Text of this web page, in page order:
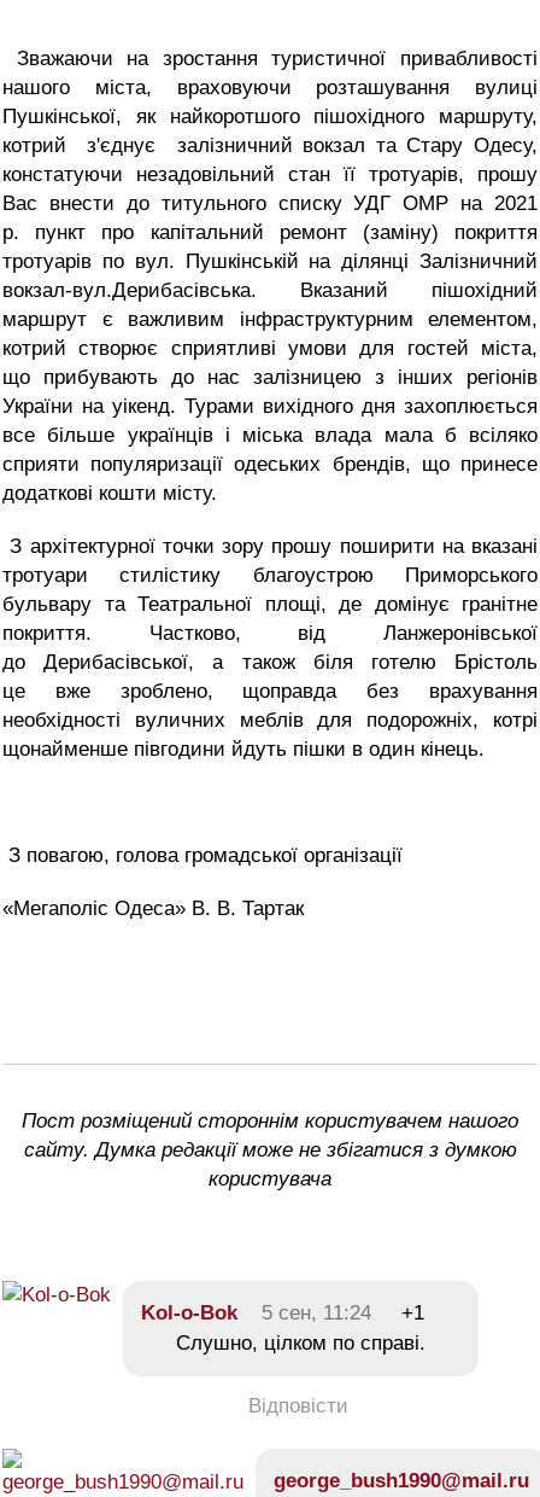
Зважаючи на зростання туристичної привабливості
нашого міста, враховуючи розташування вулиці
Пушкінської, як найкоротшого пішохідного маршруту,
котрий
з'єднує
залізничний вокзал та Стару Одесу,
констатуючи незадовільний стан її тротуарів, прошу
Вас внести до титульного списку УДГ ОМР на 2021
р. пункт про капітальний ремонт (заміну) покриття
тротуарів по вул. Пушкінській на ділянці Залізничний
вокзал-вул.Дерибасівська. Вказаний пішохідний
маршрут є важливим інфраструктурним елементом,
котрий створює сприятливі умови для гостей міста,
що прибувають до нас залізницею з інших регіонів
України на уікенд. Турами вихідного дня захоплюється
все більше українців і міська влада мала б всіляко
сприяти популяризації одеських брендів, що принесе
додаткові кошти місту.
З архітектурної точки зору прошу поширити на вказані
тротуари стилістику благоустрою Приморського
бульвару та Театральної площі, де домінує гранітне
покриття. Частково, від Ланжеронівської
до Дерибасівської, а також біля готелю Брістоль
це вже зроблено, щоправда без врахування
необхідності вуличних меблів для подорожніх, котрі
щонайменше півгодини йдуть пішки в один кінець.
З повагою, голова громадської організації
«Мегаполіс Одеса» В. В. Тартак
Пост розміщений стороннім користувачем нашого
сайту. Думка редакції може не збігатися з думкою
користувача
Kol-o-Bok 5 сен, 11:24
+1
Слушно, цілком по справі.
Відповісти
george_bush1990@mail.ru